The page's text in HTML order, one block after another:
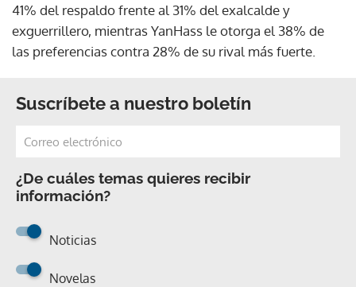
41% del respaldo frente al 31% del exalcalde y
exguerrillero, mientras YanHass le otorga el 38% de
las preferencias contra 28% de su rival más fuerte.
Suscríbete a nuestro boletín
¿De cuáles temas quieres recibir
información?
Noticias
Novelas